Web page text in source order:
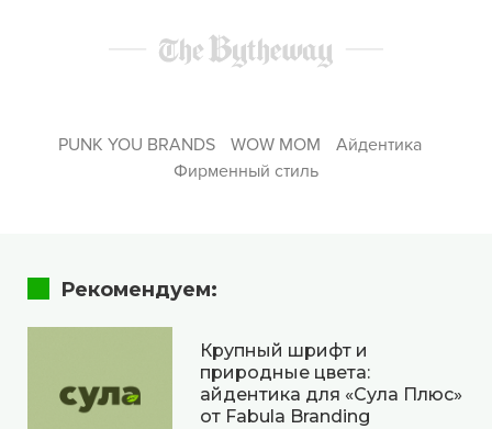
PUNK YOU BRANDS WOW MOM
Айдентика
Фирменный стиль
Рекомендуем:
Крупный шрифт и
природные цвета:
айдентика для «Сула Плюс»
от Fabula Branding